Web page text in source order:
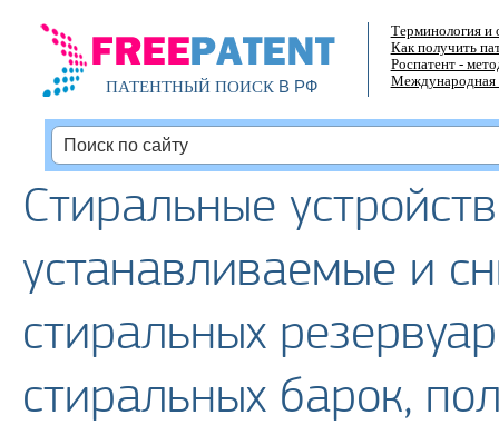
ПАТЕНТНЫЙ ПОИСКВ РФ
Терминология и
Как получить
Роспатент -
Международная
Стиральные
устанавливаемые и
стиральных
стиральных барок,